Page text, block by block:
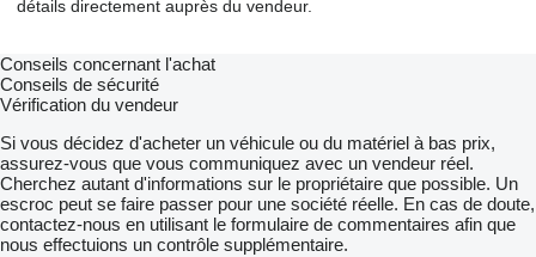
détails directement auprès du vendeur.
Conseils concernant l'achat
Conseils de sécurité
Vérification du vendeur
Si vous décidez d'acheter un véhicule ou du matériel à bas prix,
assurez-vous que vous communiquez avec un vendeur réel.
Cherchez autant d'informations sur le propriétaire que possible. Un
escroc peut se faire passer pour une société réelle. En cas de doute,
contactez-nous en utilisant le formulaire de commentaires afin que
nous effectuions un contrôle supplémentaire.